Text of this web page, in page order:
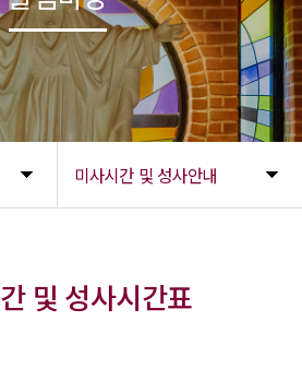
미사시간 및 성사안내
및 성사시간표